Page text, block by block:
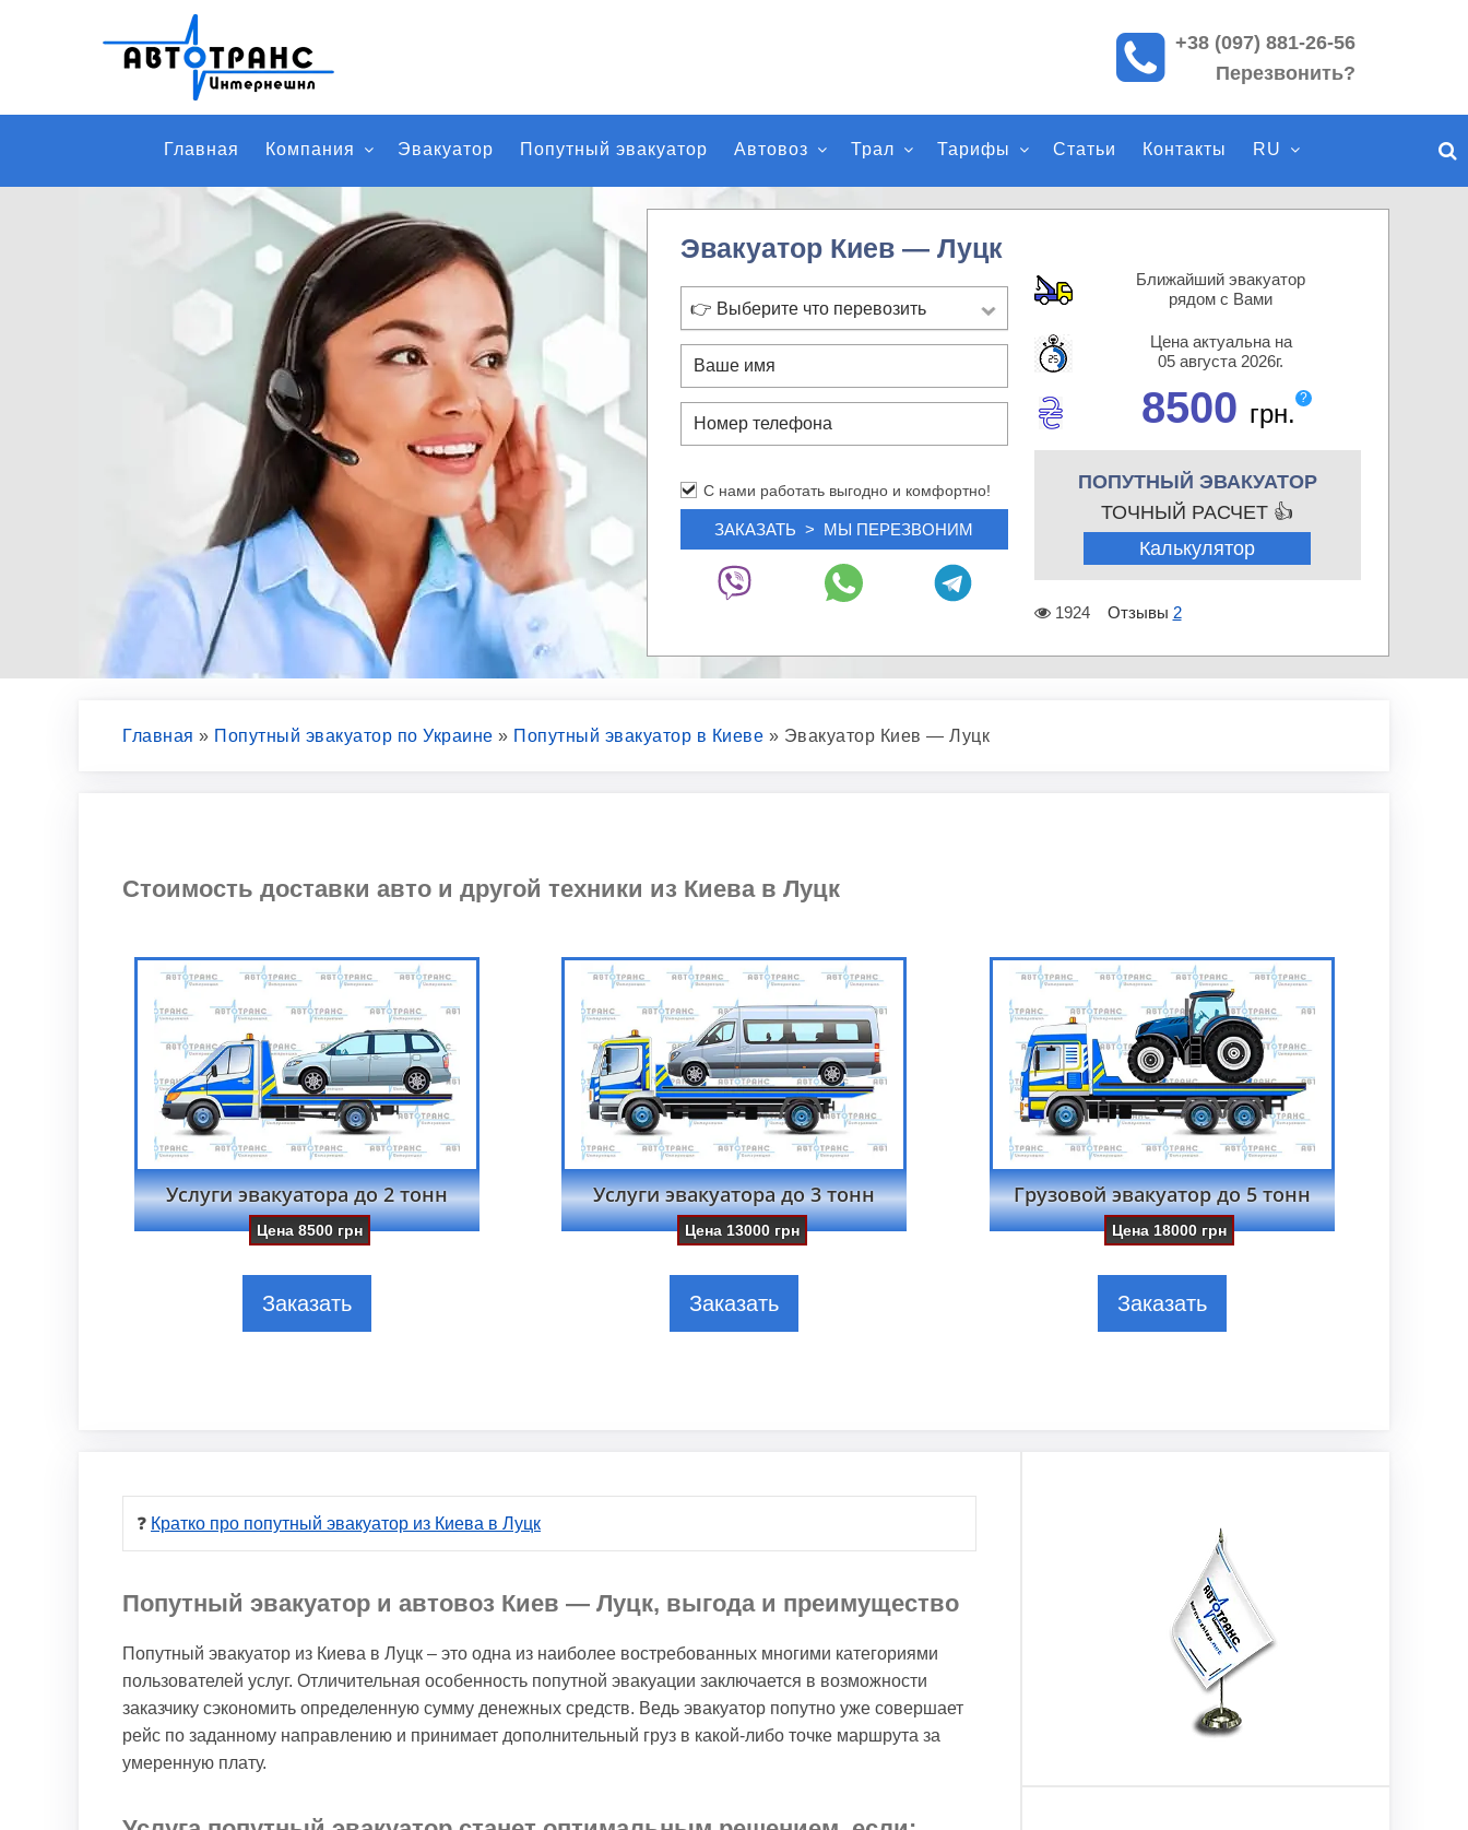
к
п
о
й
у
+38 (097) 881-26-56
Перезвонить?
Главная Компания Эвакуатор Попутный эвакуатор Автовоз Трал Тарифы Статьи Контакты RU
Эвакуатор Киев — Луцк
👉 Выберите что перевозить
С нами работать выгодно и комфортно!
Ближайший эвакуатор
рядом с Вами
Цена актуальна на
05 августа 2026г.
8500 грн.
?
ПОПУТНЫЙ ЭВАКУАТОР
ТОЧНЫЙ РАСЧЕТ 👍
Калькулятор
1924 Отзывы 2
Главная » Попутный эвакуатор по Украине » Попутный эвакуатор в Киеве » Эвакуатор Киев — Луцк
Стоимость доставки авто и другой техники из Киева в Луцк
Услуги эвакуатора до 2 тонн
Цена8500 грн
Заказать
Услуги эвакуатора до 3 тонн
Цена 13000грн
Заказать
Грузовой эвакуатор до 5 тонн
Цена 18000 грн
Заказать
❓ Кратко про попутный эвакуатор из Киева в Луцк
Попутный эвакуатор и автовоз Киев — Луцк, выгода и преимущество
Попутный эвакуатор из Киева в Луцк – это одна из наиболее востребованных многими категориями
пользователей услуг. Отличительная особенность попутной эвакуации заключается в возможности
заказчику сэкономить определенную сумму денежных средств. Ведь эвакуатор попутно уже совершает
рейс по заданному направлению и принимает дополнительный груз в какой-либо точке маршрута за
умеренную плату.